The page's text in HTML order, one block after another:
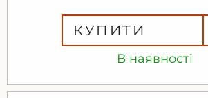
В наявності
КУПИТИ